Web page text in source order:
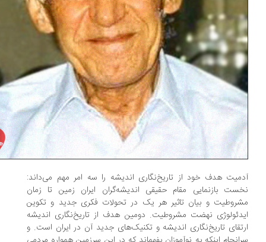
هدف خود از تاریخ‌نگاری اندیشه را سه امر مهم می‌داند:
بازنمایی مقام حقیقی اندیشه‌گران ایران زمین تا زمان
و بیان تاثیر هر یک در تحولات فکری جدید و تکوین
نهضت مشروطیت. دومین هدف از تاریخ‌نگاری اندیشه
تاریخ‌نگاری اندیشه و تکنیک‌های جدید آن در ایران است. و